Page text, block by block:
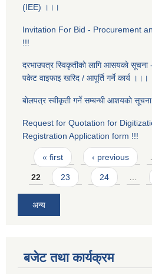
(IEE) ।।।
Invitation For Bid - Procurement
!!!
दरभाउपत्र स्विकृतीकाे लागि आसयकाे सूचना
पकेट वाइफाइ खरिद / आपूर्ति गर्ने कार्य
बाेलपत्र स्वीकृती गर्ने सम्बन्धी आशयकाे
Request for Quotation for
Registration Application form !!!
Pages
« first ‹ previous
22 23 24 …
अन्य
बजेट तथा कार्यक्रम